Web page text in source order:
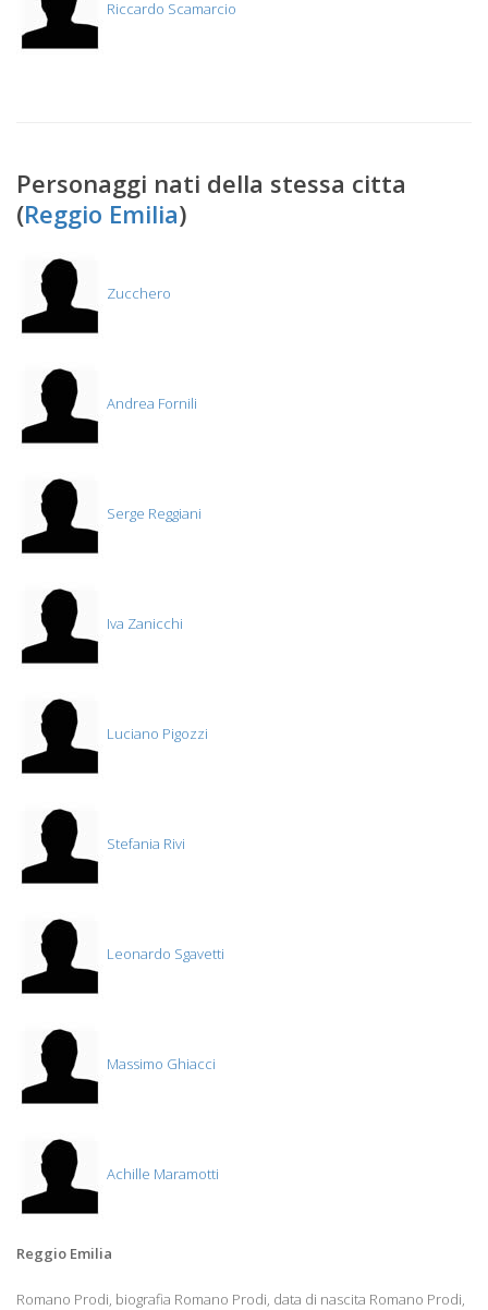
Riccardo Scamarcio
Personaggi nati della stessa citta
(Reggio Emilia)
Zucchero
Andrea Fornili
Serge Reggiani
Iva Zanicchi
Luciano Pigozzi
Stefania Rivi
Leonardo Sgavetti
Massimo Ghiacci
Achille Maramotti
Reggio Emilia
Romano Prodi, biografia Romano Prodi, data di nascita Romano Prodi,